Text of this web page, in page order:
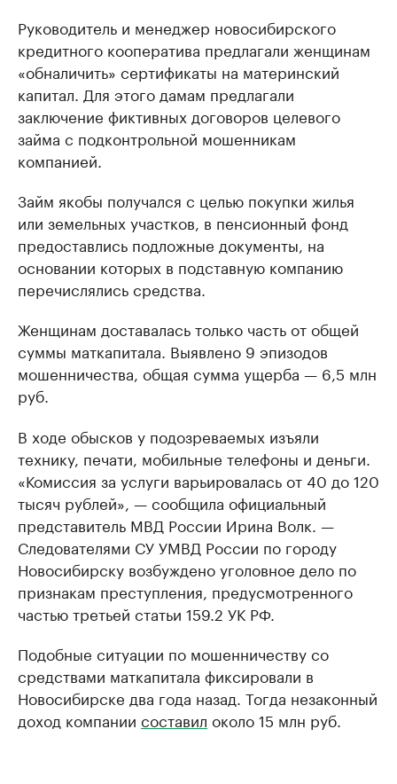
Руководитель и менеджер новосибирского
кредитного кооператива предлагали женщинам
«обналичить» сертификаты на материнский
капитал. Для этого дамам предлагали
заключение фиктивных договоров целевого
займа с подконтрольной мошенникам
компанией.
Займ якобы получался с целью покупки жилья
или земельных участков, в пенсионный фонд
предоставлись подложные документы, на
основании которых в подставную компанию
перечислялись средства.
Женщинам доставалась только часть от общей
суммы маткапитала. Выявлено 9 эпизодов
мошенничества, общая сумма ущерба — 6,5 млн
руб.
В ходе обысков у подозреваемых изъяли
технику, печати, мобильные телефоны и деньги.
«Комиссия за услуги варьировалась от 40 до 120
тысяч рублей», — сообщила официальный
представитель МВД России Ирина Волк. —
Следователями СУ УМВД России по городу
Новосибирску возбуждено уголовное дело по
признакам преступления, предусмотренного
частью третьей статьи 159.2 УК РФ.
Подобные ситуации по мошенничеству со
средствами маткапитала фиксировали в
Новосибирске два года назад. Тогда незаконный
доход компании составил около 15 млн руб.